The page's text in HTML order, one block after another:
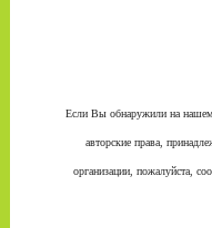
Если Вы обнаружили на
авторские права,
организации, пожалуйста,